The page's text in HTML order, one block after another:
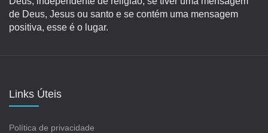
de Deus, Jesus ou santo e se contém uma mensagem
positiva, esse é o lugar.
Links Úteis
Política de privacidade